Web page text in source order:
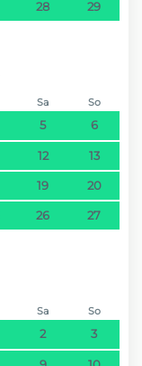
28 29
Sa So
5 6
12 13
19 20
26 27
Sa So
2 3